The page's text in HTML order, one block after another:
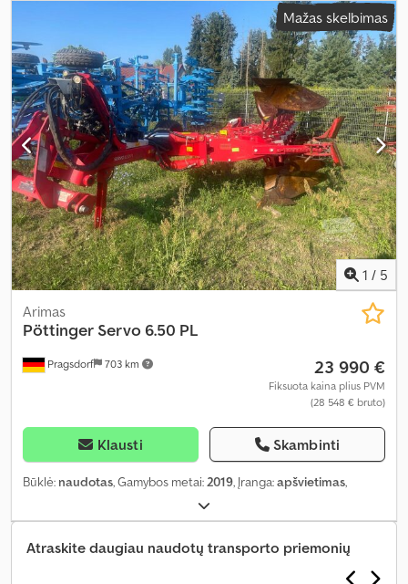
Mažas skelbimas
1 / 5
Pragsdorf 703 km
Arimas
Pöttinger Servo 6.50 PL
23 990 €
Fiksuota kaina plius PVM
(28 548 € bruto)
Klausti Skambinti
Būklė: naudotas, Gamybos metai:2019, Įranga:apšvietimas,
Atraskite daugiau naudotų transporto priemonių